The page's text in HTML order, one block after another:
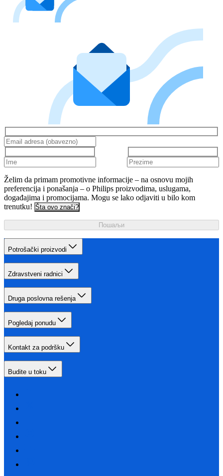
Želim da primam promotivne informacije – na osnovu mojih
preferencija i ponašanja – o Philips proizvodima, uslugama,
događajima i promocijama. Mogu se lako odjaviti u bilo kom
trenutku! Šta ovo znači?
Пошаљи
Potrošački proizvodi
Zdravstveni radnici
Druga poslovna rešenja
Pogledaj ponudu
Kontakt za podršku
Budite u toku